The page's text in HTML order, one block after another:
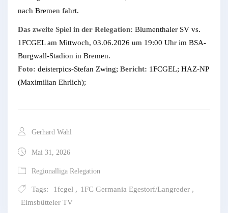
nach Bremen fahrt.
Das zweite Spiel in der Relegation: Blumenthaler SV vs.
1FCGEL am Mittwoch, 03.06.2026 um 19:00 Uhr im BSA-
Burgwall-Stadion in Bremen.
Foto: deisterpics-Stefan Zwing; Bericht: 1FCGEL; HAZ-NP
(Maximilian Ehrlich);
Gerhard Wahl
Mai 31, 2026
Regionalliga Relegation
Tags: 1fcgel , 1FC Germania Egestorf/Langreder ,
Eimsbütteler TV